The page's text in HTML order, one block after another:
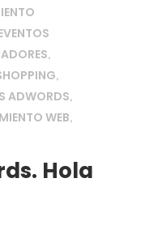
,
,
ADWORDS,
WEB,
Hola